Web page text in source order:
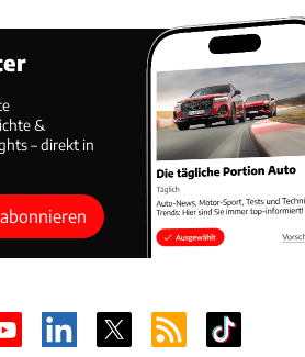
&
– direkt in